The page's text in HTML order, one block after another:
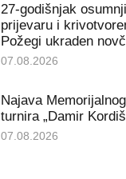
27-godišnjak
prijevaru i
Požegi ukraden
07.08.2026
Najava
turnira „Damir
07.08.2026